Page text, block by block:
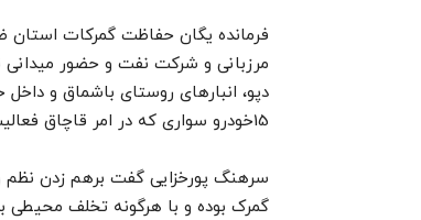
فرمانده یگان حفاظت گمرکات استان
مرزبانی و شرکت نفت و حضور میدانی
دپو، انبارهای روستای باشماق و
15خودرو سواری که در امر قاچاق فعالیت داشتند توقیف شد.
سرهنگ پورخزایی گفت برهم زدن نظم
گمرک بوده و با هرگونه تخلف محیطی